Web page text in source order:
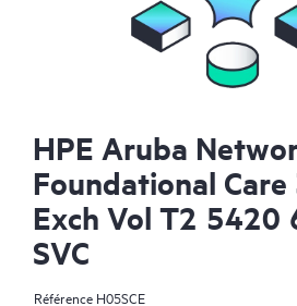
HPE Aruba
Foundational Care
Exch Vol T2 5420
SVC
Référence H05SCE